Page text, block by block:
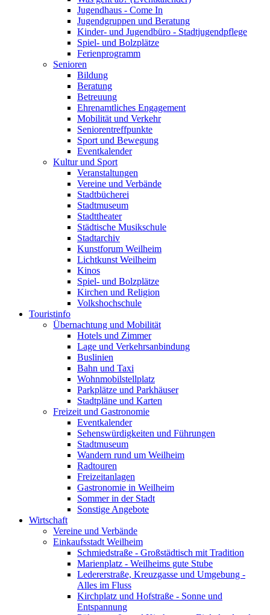
Jugendhaus - Come In
Jugendgruppen und Beratung
Kinder- und Jugendbüro - Stadtjugendpflege
Spiel- und Bolzplätze
Ferienprogramm
Senioren
Bildung
Beratung
Betreuung
Ehrenamtliches Engagement
Mobilität und Verkehr
Seniorentreffpunkte
Sport und Bewegung
Eventkalender
Kultur und Sport
Veranstaltungen
Vereine und Verbände
Stadtbücherei
Stadtmuseum
Stadttheater
Städtische Musikschule
Stadtarchiv
Kunstforum Weilheim
Lichtkunst Weilheim
Kinos
Spiel- und Bolzplätze
Kirchen und Religion
Volkshochschule
Touristinfo
Übernachtung und Mobilität
Hotels und Zimmer
Lage und Verkehrsanbindung
Buslinien
Bahn und Taxi
Wohnmobilstellplatz
Parkplätze und Parkhäuser
Stadtpläne und Karten
Freizeit und Gastronomie
Eventkalender
Sehenswürdigkeiten und Führungen
Stadtmuseum
Wandern rund um Weilheim
Radtouren
Freizeitanlagen
Gastronomie in Weilheim
Sommer in der Stadt
Sonstige Angebote
Wirtschaft
Vereine und Verbände
Einkaufsstadt Weilheim
Schmiedstraße - Großstädtisch mit Tradition
Marienplatz - Weilheims gute Stube
Ledererstraße, Kreuzgasse und Umgebung -
Alles im Fluss
Kirchplatz und Hofstraße - Sonne und
Entspannung